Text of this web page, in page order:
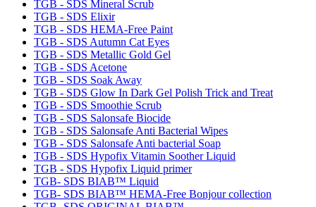
TGB - SDS Mineral Scrub
TGB - SDS Elixir
TGB - SDS HEMA-Free Paint
TGB - SDS Autumn Cat Eyes
TGB - SDS Metallic Gold Gel
TGB - SDS Acetone
TGB - SDS Soak Away
TGB - SDS Glow In Dark Gel Polish Trick and Treat
TGB - SDS Smoothie Scrub
TGB - SDS Salonsafe Biocide
TGB - SDS Salonsafe Anti Bacterial Wipes
TGB - SDS Salonsafe Anti bacterial Soap
TGB - SDS Hypofix Vitamin Soother Liquid
TGB - SDS Hypofix Liquid primer
TGB- SDS BIAB™ Liquid
TGB- SDS BIAB™ HEMA-Free Bonjour collection